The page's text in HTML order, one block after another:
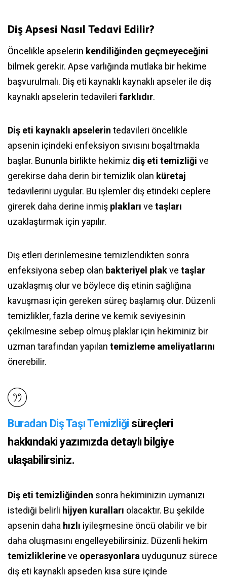
Diş Apsesi Nasıl Tedavi Edilir?
Öncelikle apselerin kendiliğinden geçmeyeceğini
bilmek gerekir. Apse varlığında mutlaka bir hekime
başvurulmalı. Diş eti kaynaklı kaynaklı apseler ile diş
kaynaklı apselerin tedavileri farklıdır.
Diş eti kaynaklı apselerin tedavileri öncelikle
apsenin içindeki enfeksiyon sıvısını boşaltmakla
başlar. Bununla birlikte hekimiz diş eti temizliği ve
gerekirse daha derin bir temizlik olan küretaj
tedavilerini uygular. Bu işlemler diş etindeki ceplere
girerek daha derine inmiş plakları ve taşları
uzaklaştırmak için yapılır.
Diş etleri derinlemesine temizlendikten sonra
enfeksiyona sebep olan bakteriyel plakve taşlar
uzaklaşmış olur ve böylece diş etinin sağlığına
kavuşması için gereken süreç başlamış olur. Düzenli
temizlikler, fazla derine ve kemik seviyesinin
çekilmesine sebep olmuş plaklar için hekiminiz bir
uzman tarafından yapılan temizleme ameliyatlarını
önerebilir.
Buradan Diş Taşı Temizliği süreçleri
hakkındaki yazımızda detaylı bilgiye
ulaşabilirsiniz.
Diş eti temizliğinden sonra hekiminizin uymanızı
istediği belirli hijyen kuralları olacaktır. Bu şekilde
apsenin daha hızlı iyileşmesine öncü olabilir ve bir
daha oluşmasını engelleyebilirsiniz. Düzenli hekim
temizliklerineve operasyonlara uydugunuz sürece
diş eti kaynaklı apseden kısa süre içinde